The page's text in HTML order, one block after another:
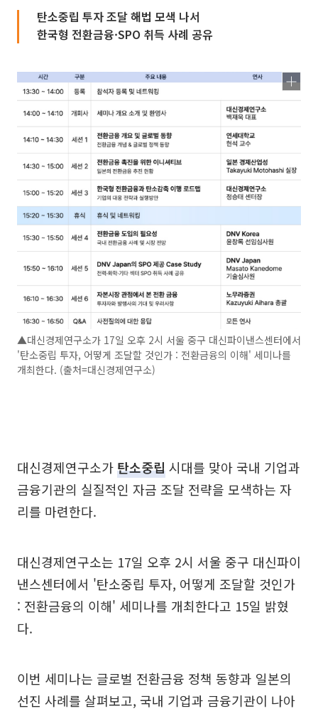
탄소중립 투자 조달 해법 모색 나서
한국형 전환금융·SPO 취득 사례 공유
▲대신경제연구소가 17일 오후 2시 서울 중구 대신파이낸스센터에서
'탄소중립 투자, 어떻게 조달할 것인가 : 전환금융의 이해' 세미나를
개최한다. (출처=대신경제연구소)
대신경제연구소가탄소중립시대를 맞아 국내 기업과
금융기관의 실질적인 자금 조달 전략을 모색하는 자
리를 마련한다.
대신경제연구소는 17일 오후 2시 서울 중구 대신파이
낸스센터에서 '탄소중립 투자, 어떻게 조달할 것인가
: 전환금융의 이해' 세미나를 개최한다고 15일 밝혔
다.
이번 세미나는 글로벌 전환금융 정책 동향과 일본의
선진 사례를 살펴보고, 국내 기업과 금융기관이 나아